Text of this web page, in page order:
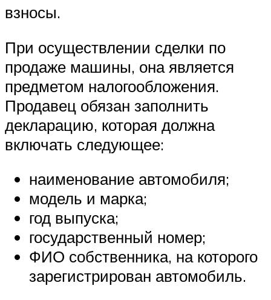
взносы.
При осуществлении сделки по
продаже машины, она является
предметом налогообложения.
Продавец обязан заполнить
декларацию, которая должна
включать следующее:
наименование автомобиля;
модель и марка;
год выпуска;
государственный номер;
ФИО собственника, на которого
зарегистрирован автомобиль.